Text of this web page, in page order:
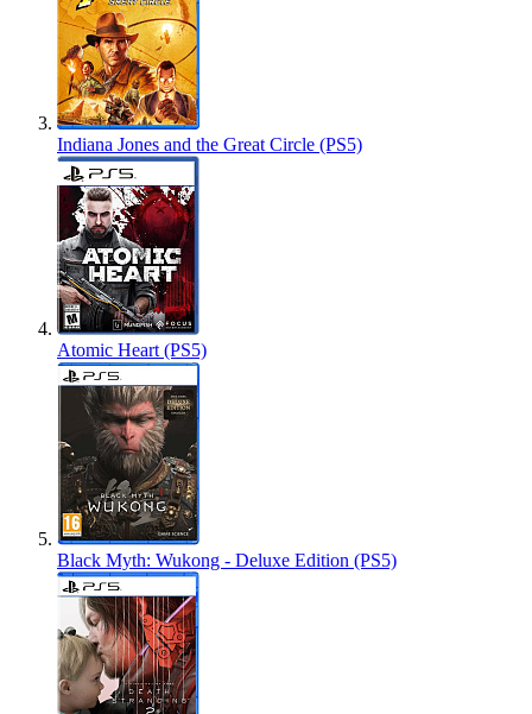
Indiana Jones and the Great Circle (PS5)
Atomic Heart (PS5)
Black Myth: Wukong - Deluxe Edition (PS5)